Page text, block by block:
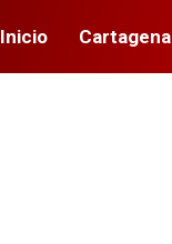
Inicio Cartagena